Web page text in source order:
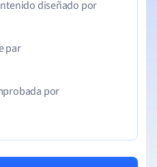
diseñado por
par
por